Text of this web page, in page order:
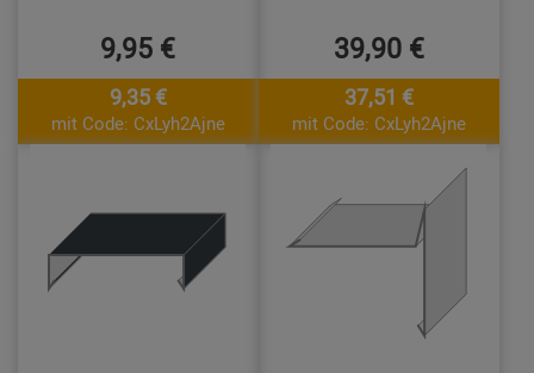
9,95 €
9,35 €
mit Code: CxLyh2Ajne
39,90 €
37,51 €
mit Code: CxLyh2Ajne